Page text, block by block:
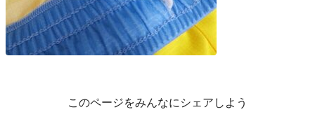
このページをみんなにシェアしよう